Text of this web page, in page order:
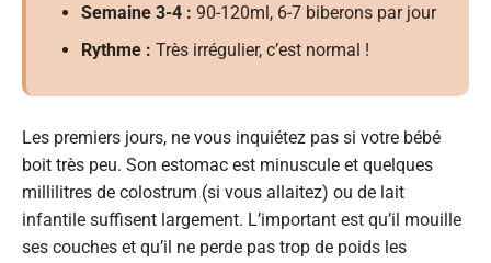
Semaine 3-4 : 90-120ml, 6-7 biberons par jour
Rythme : Très irrégulier, c’est normal !
Les premiers jours, ne vous inquiétez pas si votre bébé
boit très peu. Son estomac est minuscule et quelques
millilitres de colostrum (si vous allaitez) ou de lait
infantile suffisent largement. L’important est qu’il mouille
ses couches et qu’il ne perde pas trop de poids les